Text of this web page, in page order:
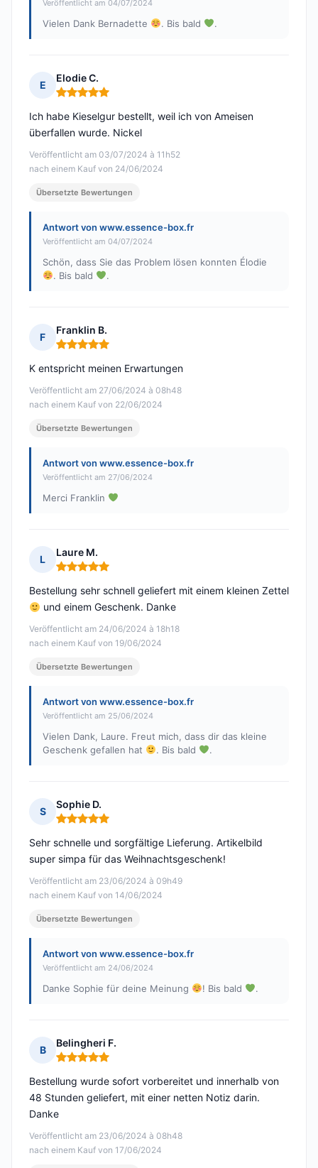
Veröffentlicht am 04/07/2024
Vielen Dank Bernadette . Bis bald .
E
Elodie C.
Hinweis: 5 von 5
Veröffentlicht am 03/07/2024 à 11h52
nach einem Kauf von 24/06/2024
Ich habe Kieselgur bestellt, weil ich von Ameisen
überfallen wurde. Nickel
Übersetzte Bewertungen
Antwort von www.essence-box.fr
Veröffentlicht am 04/07/2024
Schön, dass Sie das Problem lösen konnten Élodie
. Bis bald
.
F
Franklin B.
Hinweis: 5 von 5
Veröffentlicht am 27/06/2024 à 08h48
nach einem Kauf von 22/06/2024
K entspricht meinen Erwartungen
Übersetzte Bewertungen
Antwort von www.essence-box.fr
Veröffentlicht am 27/06/2024
Merci Franklin
L
Laure M.
Hinweis: 5 von 5
Veröffentlicht am 24/06/2024 à 18h18
nach einem Kauf von 19/06/2024
Bestellung sehr schnell geliefert mit einem kleinen Zettel
und einem Geschenk. Danke
Übersetzte Bewertungen
Antwort von www.essence-box.fr
Veröffentlicht am 25/06/2024
Vielen Dank, Laure. Freut mich, dass dir das kleine
Geschenk gefallen hat
. Bis bald .
S
Sophie D.
Hinweis: 5 von 5
Veröffentlicht am 23/06/2024 à 09h49
nach einem Kauf von 14/06/2024
Sehr schnelle und sorgfältige Lieferung. Artikelbild
super simpa für das Weihnachtsgeschenk!
Übersetzte Bewertungen
Antwort von www.essence-box.fr
Veröffentlicht am 24/06/2024
Danke Sophie für deine Meinung ! Bis bald .
B
Belingheri F.
Hinweis: 5 von 5
Veröffentlicht am 23/06/2024 à 08h48
nach einem Kauf von 17/06/2024
Bestellung wurde sofort vorbereitet und innerhalb von
48 Stunden geliefert, mit einer netten Notiz darin.
Danke